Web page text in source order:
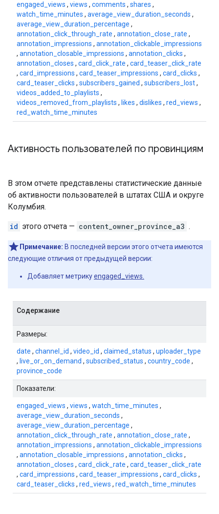
engaged_views , views , comments , shares ,
watch_time_minutes , average_view_duration_seconds ,
average_view_duration_percentage ,
annotation_click_through_rate , annotation_close_rate ,
annotation_impressions , annotation_clickable_impressions
, annotation_closable_impressions , annotation_clicks ,
annotation_closes , card_click_rate , card_teaser_click_rate
, card_impressions , card_teaser_impressions , card_clicks ,
card_teaser_clicks , subscribers_gained , subscribers_lost,
videos_added_to_playlists ,
videos_removed_from_playlists , likes , dislikes , red_views ,
red_watch_time_minutes
Активность пользователей по провинциям
В этом отчете представлены статистические данные
об активности пользователей в штатах США и округе
Колумбия.
id этого отчета — content_owner_province_a3 .
Примечание: В последней версии этого отчета имеются
следующие отличия от предыдущей версии:
Добавляет метрикуengaged_views.
Содержание
Размеры:
date , channel_id , video_id , claimed_status , uploader_type
, live_or_on_demand , subscribed_status , country_code ,
province_code
Показатели:
engaged_views , views , watch_time_minutes ,
average_view_duration_seconds ,
average_view_duration_percentage ,
annotation_click_through_rate , annotation_close_rate ,
annotation_impressions , annotation_clickable_impressions
, annotation_closable_impressions , annotation_clicks ,
annotation_closes , card_click_rate , card_teaser_click_rate
, card_impressions , card_teaser_impressions , card_clicks ,
card_teaser_clicks , red_views , red_watch_time_minutes